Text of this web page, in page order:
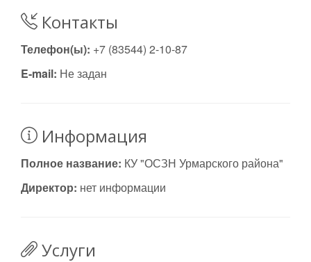
Контакты
Телефон(ы): +7 (83544) 2-10-87
E-mail: Не задан
Информация
Полное название: КУ "ОСЗН Урмарского района"
Директор: нет информации
Услуги